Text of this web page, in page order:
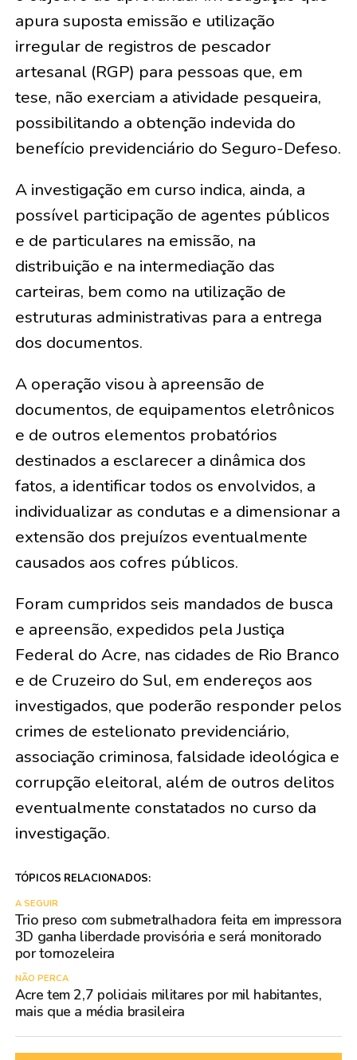
apura suposta emissão e utilização
irregular de registros de pescador
artesanal (RGP) para pessoas que, em
tese, não exerciam a atividade pesqueira,
possibilitando a obtenção indevida do
benefício previdenciário do Seguro-Defeso.
A investigação em curso indica, ainda, a
possível participação de agentes públicos
e de particulares na emissão, na
distribuição e na intermediação das
carteiras, bem como na utilização de
estruturas administrativas para a entrega
dos documentos.
A operação visou à apreensão de
documentos, de equipamentos eletrônicos
e de outros elementos probatórios
destinados a esclarecer a dinâmica dos
fatos, a identificar todos os envolvidos, a
individualizar as condutas e a dimensionar a
extensão dos prejuízos eventualmente
causados aos cofres públicos.
Foram cumpridos seis mandados de busca
e apreensão, expedidos pela Justiça
Federal do Acre, nas cidades de Rio Branco
e de Cruzeiro do Sul, em endereços aos
investigados, que poderão responder pelos
crimes de estelionato previdenciário,
associação criminosa, falsidade ideológica e
corrupção eleitoral, além de outros delitos
eventualmente constatados no curso da
investigação.
TÓPICOS RELACIONADOS:
A SEGUIR
Trio preso com submetralhadora feita em impressora
3D ganha liberdade provisória e será monitorado
por tornozeleira
NÃO PERCA
Acre tem 2,7 policiais militares por mil habitantes,
mais que a média brasileira